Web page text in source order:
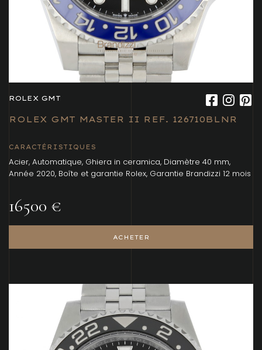
ROLEX GMT
ROLEX GMT MASTER II REF. 126710BLNR
CARACTÉRISTIQUES
Acier, Automatique, Ghiera in ceramica, Diamètre 40 mm,
Année 2020, Boîte et garantie Rolex, Garantie Brandizzi 12 mois
16500 €
ACHETER